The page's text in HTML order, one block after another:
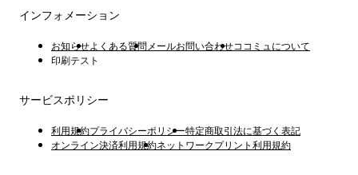
インフォメーション
お知らせよくある質問 メールお問い合わせココミュについて
印刷テスト
サービスポリシー
利用規約プライバシーポリシー特定商取引法に基づく表記
オンライン決済利用規約ネットワークプリント利用規約